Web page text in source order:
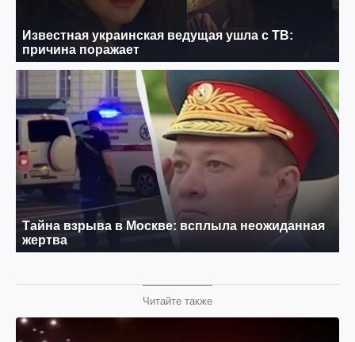
Читайте также